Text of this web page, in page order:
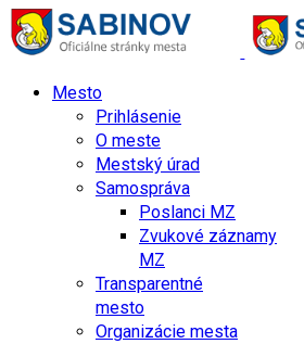
Mesto
Prihlásenie
O meste
Mestský úrad
Samospráva
Poslanci MZ
Zvukové záznamy
MZ
Transparentné
mesto
Organizácie mesta